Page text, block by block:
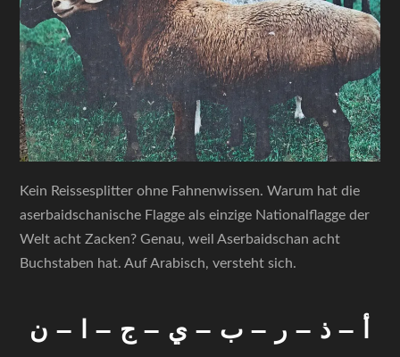
Kein Reissesplitter ohne Fahnenwissen. Warum hat die
aserbaidschanische Flagge als einzige Nationalflagge der
Welt acht Zacken? Genau, weil Aserbaidschan acht
Buchstaben hat. Auf Arabisch, versteht sich.
أ – ذ – ر – ب – ي – ج – ا – ن